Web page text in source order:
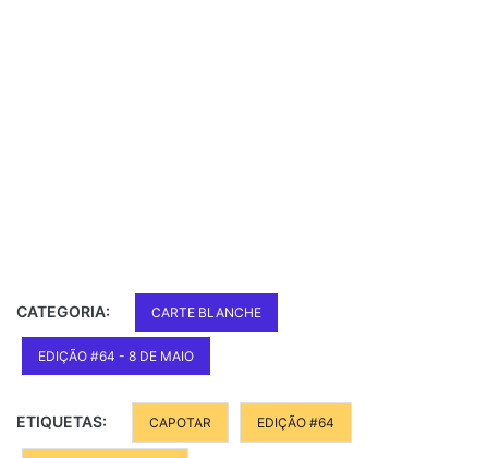
CATEGORIA: CARTE BLANCHE
EDIÇÃO #64 - 8 DE MAIO
ETIQUETAS: CAPOTAR EDIÇÃO #64